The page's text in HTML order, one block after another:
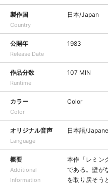
製作国
Country
日本/Japan
公開年
Release Date
1983
作品分数
Runtime
107 MIN
カラー
Color
Color
オリジナル音声
Language
日本語/
概要
Additional
Information
本作「レミン
である。壁が
を取り戻そう